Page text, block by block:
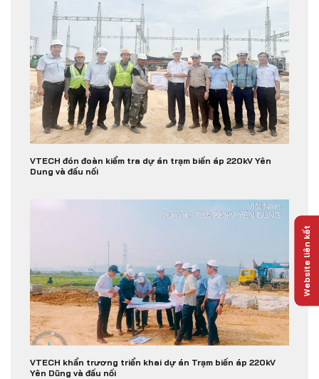
VTECH đón đoàn kiểm tra dự án trạm biến áp 220kV Yên
Dung và đấu nối
VTECH khẩn trương triển khai dự án Trạm biến áp 220kV
Yên Dũng và đấu nối
Website liên kết